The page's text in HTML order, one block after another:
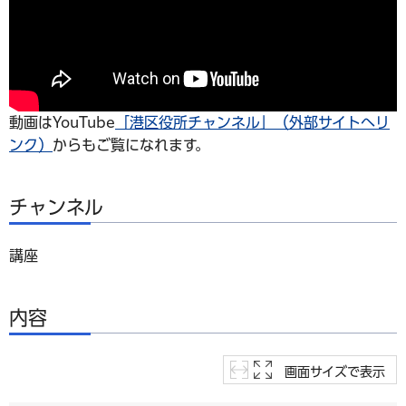
動画はYouTube 「港区役所チャンネル」（外部サイトへリ
ンク） からもご覧になれます。
チャンネル
講座
内容
画面サイズで表示